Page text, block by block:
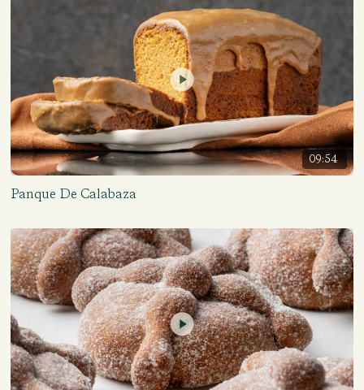
09:54
Panque De Calabaza